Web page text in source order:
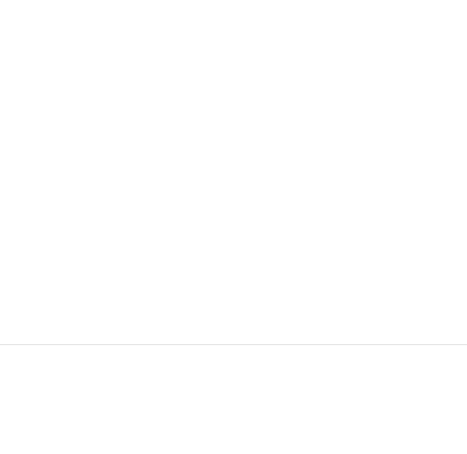
REPORTE4 | 03 10 2025 con Rodolfo Flores